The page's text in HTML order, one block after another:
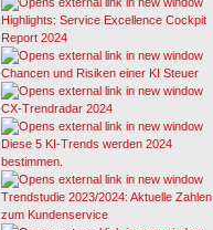
Highlights: Service Excellence Cockpit
Report 2024
Chancen und Risiken einer KI Steuer
CX-Trendradar 2024
Diese 5 KI-Trends werden 2024
bestimmen.
Trendstudie 2023/2024: Aktuelle Zahlen
zum Kundenservice